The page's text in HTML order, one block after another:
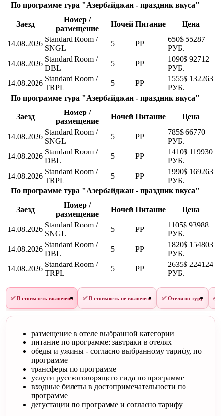
По программе тура "Азербайджан - праздник вкуса"
Заезд
Номер /
размещение
Ночей Питание Цена
14.08.2026
Standard Room /
SNGL
5 PP
650$ 55287
РУБ.
14.08.2026
Standard Room /
DBL
5 PP
1090$ 92712
РУБ.
14.08.2026
Standard Room /
TRPL
5 PP
1555$ 132263
РУБ.
По программе тура "Азербайджан - праздник вкуса"
Заезд
Номер /
размещение
Ночей Питание Цена
14.08.2026
Standard Room /
SNGL
5 PP
785$ 66770
РУБ.
14.08.2026
Standard Room /
DBL
5 PP
1410$ 119930
РУБ.
14.08.2026
Standard Room /
TRPL
5 PP
1990$ 169263
РУБ.
По программе тура "Азербайджан - праздник вкуса"
Заезд
Номер /
размещение
Ночей Питание Цена
14.08.2026
Standard Room /
SNGL
5 PP
1105$ 93988
РУБ.
14.08.2026
Standard Room /
DBL
5 PP
1820$ 154803
РУБ.
14.08.2026
Standard Room /
TRPL
5 PP
2635$ 224124
РУБ.
✅ В стоимость включено ✅ В стоимость не включено ✅ Отели по туру ✅
размещение в отеле выбранной категории
питание по программе: завтраки в отелях
обеды и ужины - согласно выбранному тарифу, по
программе
трансферы по программе
услуги русскоговорящего гида по программе
входные билеты в достопримечательности по
программе
дегустации по программе и согласно тарифу